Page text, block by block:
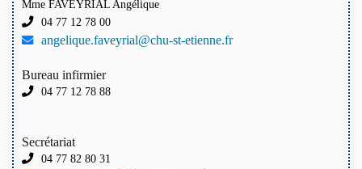
Mme FAVEYRIAL Angélique
04 77 12 78 00
angelique.faveyrial@chu-st-etienne.fr
Bureau infirmier
04 77 12 78 88
Secrétariat
04 77 82 80 31